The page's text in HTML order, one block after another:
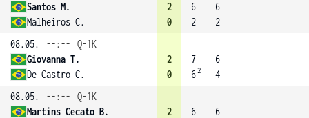
Santos M.
Malheiros C.
2
0
6
2
6
2
08.05.
--:--
Q-1K
Giovanna T.
De Castro C.
2
0
7
62
6
4
08.05.
--:--
Q-1K
Martins Cecato B.
2
6
6